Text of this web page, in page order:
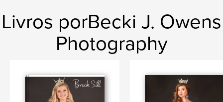
Livros porBecki J. Owens
Photography